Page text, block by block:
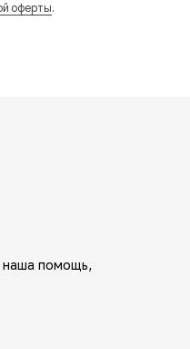
оферты.
наша помощь,